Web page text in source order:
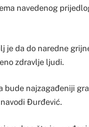
navedenog
je da do naredne
zdravlje ljudi.
bude najzagađeniji
Đurđević.